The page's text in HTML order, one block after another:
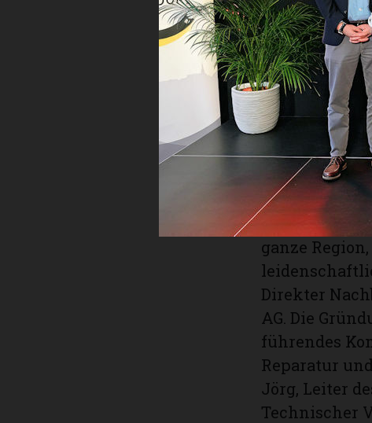
Herstellung
den Import
aktiven
Geschmiedet
immer
Kultur-,
auch
und den
Eventlokal
ganze
Direkter
AG. Die
führendes
Reparatur
Jörg, Leiter
Technischer